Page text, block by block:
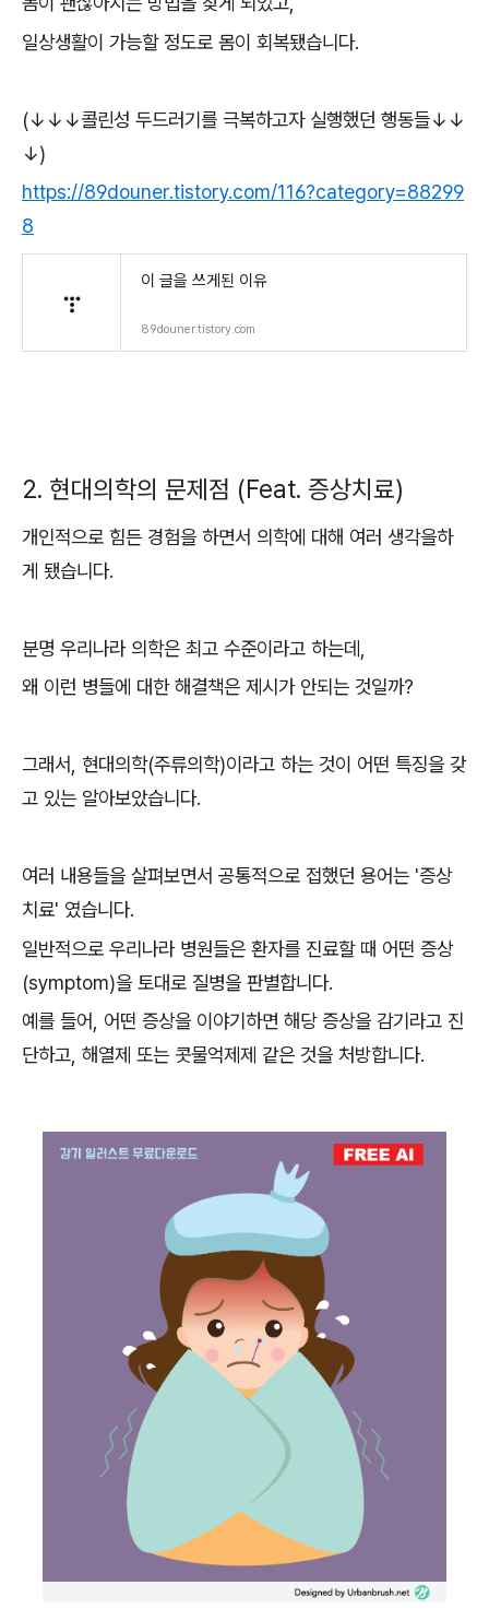
일상생활이 가능할 정도로 몸이 회복됐습니다.
(↓↓↓콜린성 두드러기를 극복하고자 실행했던 행동들↓↓
↓)
https://89douner.tistory.com/116?category=88299
8
이 글을 쓰게된 이유
89douner.tistory.com
2. 현대의학의 문제점 (Feat. 증상치료)
개인적으로 힘든 경험을 하면서 의학에 대해 여러 생각을하
게 됐습니다.
분명 우리나라 의학은 최고 수준이라고 하는데,
왜 이런 병들에 대한 해결책은 제시가 안되는 것일까?
그래서, 현대의학(주류의학)이라고 하는 것이 어떤 특징을 갖
고 있는 알아보았습니다.
여러 내용들을 살펴보면서 공통적으로 접했던 용어는 '증상
치료' 였습니다.
일반적으로 우리나라 병원들은 환자를 진료할 때 어떤 증상
(symptom)을 토대로 질병을 판별합니다.
예를 들어, 어떤 증상을 이야기하면 해당 증상을 감기라고 진
단하고, 해열제 또는 콧물억제제 같은 것을 처방합니다.